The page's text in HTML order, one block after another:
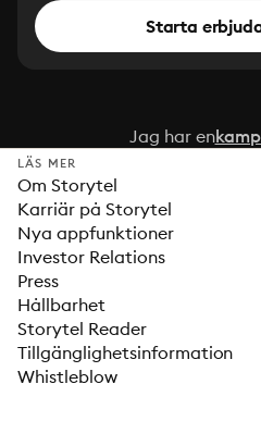
Starta
Jag har en
LÄS MER
Om Storytel
Karriär på Storytel
Nya appfunktioner
Investor Relations
Press
Hållbarhet
Storytel Reader
Tillgänglighetsinformation
Whistleblow